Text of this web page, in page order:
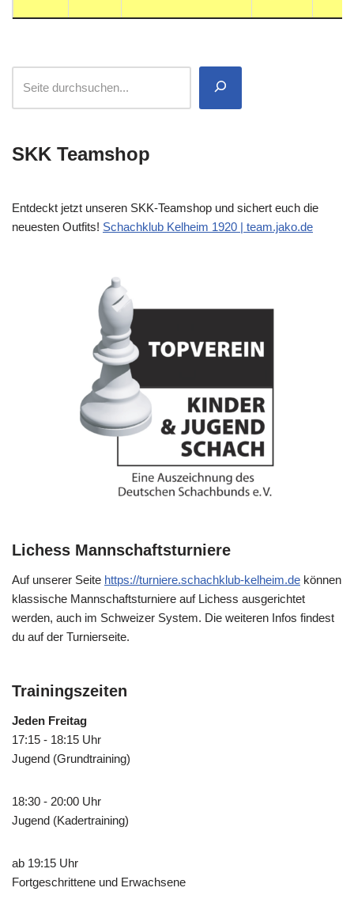
SKK Teamshop
Entdeckt jetzt unseren SKK-Teamshop und sichert euch die
neuesten Outfits! Schachklub Kelheim 1920 | team.jako.de
Lichess Mannschaftsturniere
Auf unserer Seite https://turniere.schachklub-kelheim.de können
klassische Mannschaftsturniere auf Lichess ausgerichtet
werden, auch im Schweizer System. Die weiteren Infos findest
du auf der Turnierseite.
Trainingszeiten
Jeden Freitag
17:15 - 18:15 Uhr
Jugend (Grundtraining)
18:30 - 20:00 Uhr
Jugend (Kadertraining)
ab 19:15 Uhr
Fortgeschrittene und Erwachsene